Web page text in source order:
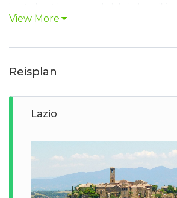
Onze duurzame maatwerkreizen door
gebaande paden afwijken, lokale
workshop pesto maken in Ligurië en
lokale kasjmierboerderij in Emilia
van lokale honing op het platteland van
Daarnaast verblijft u in kleinschalige,
bijzondere boetiekhotels, afgelegen
guesthouses of bijzondere lodges.
View More
Reisplan
Lazio